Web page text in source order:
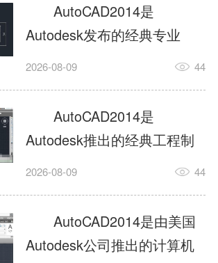
行业工程设计。版本新增图
纸标签页、实景地理地图、
协同设计交流模块，优化命
令行智能纠错与图层批量管
理，支持Win8触屏操作、点
云扫描数据导入，兼容各类
DWG图纸格式，文件互通...
AutoCAD2014是
Autodesk发布的经典专业
CAD制图设计软件，是工程
绘图工具。软件专注精准二
维绘图、图纸编辑、参数化
设计及基础三维建模，广泛
应用于建筑设计、机械制
造、土木工程、室内设计等
多个行业。软件优化绘图流
畅度与文件兼容性，支持参
2026-08-09 44
AutoCAD2014是
Autodesk推出的经典工程制
图设计软件，主打高效精准
建模作业，适配建筑、机
械、市政、室内设计等多行
业场景。软件优化运行机制
2026-08-09 44
AutoCAD2014是由美国
Autodesk公司推出的计算机